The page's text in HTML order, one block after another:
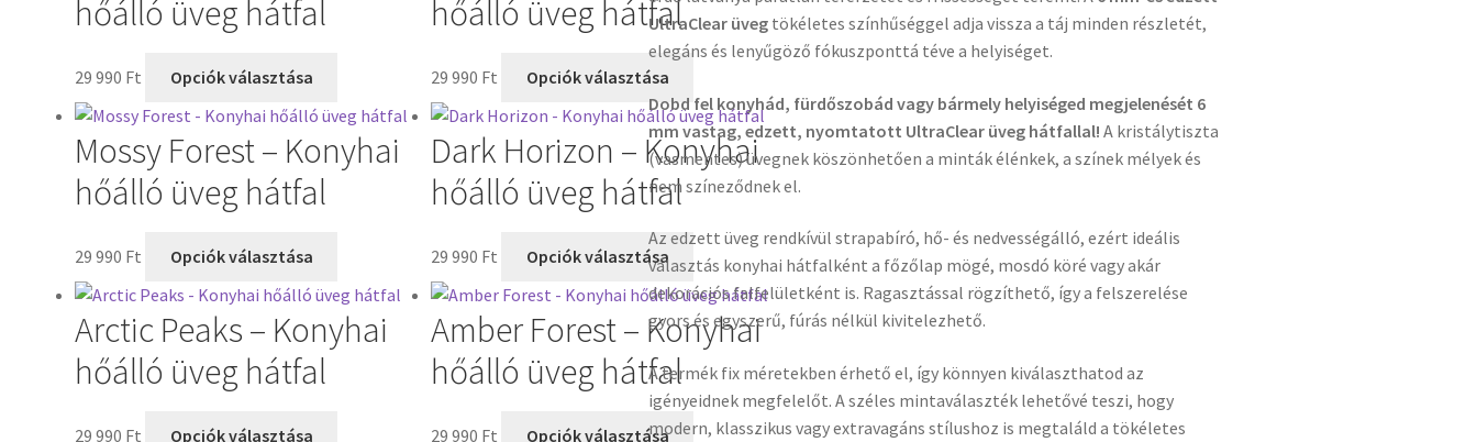
hőálló üveg hátfal
29 990 Ft Opciók választása
hőálló üveg hátfal
29 990 Ft Opciók választása
Mossy Forest – Konyhai
hőálló üveg hátfal
29 990 Ft Opciók választása
Dark Horizon – Konyhai
hőálló üveg hátfal
29 990 Ft Opciók választása
Arctic Peaks – Konyhai
hőálló üveg hátfal
29 990 Ft Opciók választása
Amber Forest – Konyhai
hőálló üveg hátfal
29 990 Ft Opciók választása
UltraClear üveg tökéletes színhűséggel adja vissza a táj minden részletét,
elegáns és lenyűgöző fókuszponttá téve a helyiséget.
Dobd fel konyhád, fürdőszobád vagy bármely helyiséged megjelenését 6
mm vastag, edzett, nyomtatott UltraClear üveg hátfallal! A kristálytiszta
(vasmentes) üvegnek köszönhetően a minták élénkek, a színek mélyek és
nem színeződnek el.
Az edzett üveg rendkívül strapabíró, hő- és nedvességálló, ezért ideális
választás konyhai hátfalként a főzőlap mögé, mosdó köré vagy akár
dekorációs falfelületként is. Ragasztással rögzíthető, így a felszerelése
gyors és egyszerű, fúrás nélkül kivitelezhető.
A termék fix méretekben érhető el, így könnyen kiválaszthatod az
igényeidnek megfelelőt. A széles mintaválaszték lehetővé teszi, hogy
modern, klasszikus vagy extravagáns stílushoz is megtaláld a tökéletes